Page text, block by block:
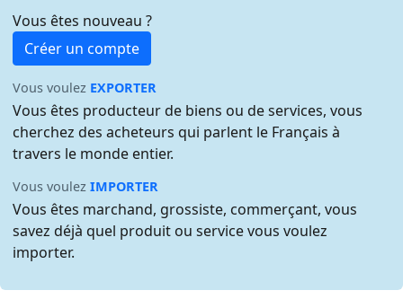
Vous êtes nouveau ?
Créer un compte
Vous voulez EXPORTER
Vous êtes producteur de biens ou de services, vous
cherchez des acheteurs qui parlent le Français à
travers le monde entier.
Vous voulezIMPORTER
Vous êtes marchand, grossiste, commerçant, vous
savez déjà quel produit ou service vous voulez
importer.